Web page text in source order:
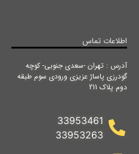
اطلاعات تماس
آدرس : تهران -سعدی جنوبی- کوچه
گودرزی پاساژ عزیزی ورودی سوم طبقه
دوم پلاک 211
33953461
33953263